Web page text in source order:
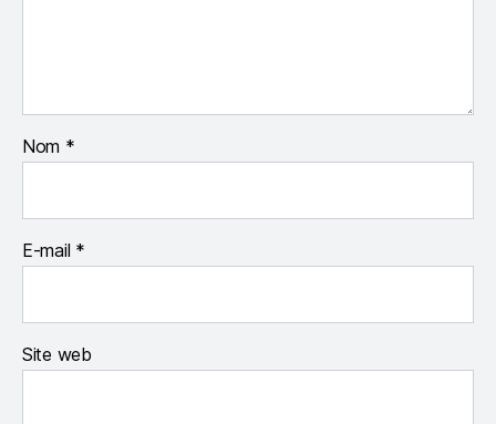
Nom *
E-mail *
Site web